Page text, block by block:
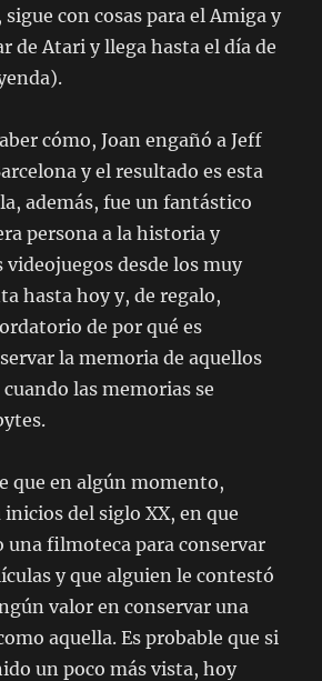
con cosas para el Amiga y
de Atari y llega hasta el día de
cómo, Joan engañó a Jeff
y el resultado es esta
además, fue un fantástico
persona a la historia y
videojuegos desde los muy
hasta hoy y, de regalo,
de por qué es
la memoria de aquellos
las memorias se
que en algún momento,
del siglo XX, en que
una filmoteca para conservar
y que alguien le contestó
valor en conservar una
aquella. Es probable que si
un poco más vista, hoy